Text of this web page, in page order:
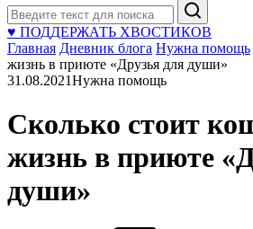
Поиск
♥ ПОДДЕРЖАТЬ ХВОСТИКОВ
Главная Дневник блога Нужна помощь
жизнь в приюте «Друзья для души»
31.08.2021Нужна помощь
Сколько стоит
жизнь в приюте
души»